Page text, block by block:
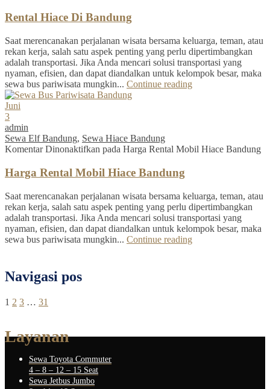
Rental Hiace Di Bandung
Saat merencanakan perjalanan wisata bersama keluarga, teman, atau
rekan kerja, salah satu aspek penting yang perlu dipertimbangkan
adalah transportasi. Jika Anda mencari solusi transportasi yang
nyaman, efisien, dan dapat diandalkan untuk kelompok besar, maka
sewa bus pariwisata mungkin... Continue reading
Juni
3
admin
Sewa Elf Bandung, Sewa Hiace Bandung
Komentar Dinonaktifkan pada Harga Rental Mobil Hiace Bandung
Harga Rental Mobil Hiace Bandung
Saat merencanakan perjalanan wisata bersama keluarga, teman, atau
rekan kerja, salah satu aspek penting yang perlu dipertimbangkan
adalah transportasi. Jika Anda mencari solusi transportasi yang
nyaman, efisien, dan dapat diandalkan untuk kelompok besar, maka
sewa bus pariwisata mungkin... Continue reading
Navigasi pos
1 2 3 … 31
Layanan
Sewa Toyota Commuter
4 – 8 – 12 – 15 Seat
Sewa Jetbus Jumbo